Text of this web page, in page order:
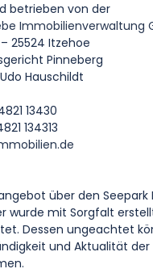
betrieben von der
Immobilienverwaltung
25524 Itzehoe
Pinneberg
Hauschildt
13430
134313
über den Seepark
wurde mit Sorgfalt
Dessen ungeachtet
und Aktualität